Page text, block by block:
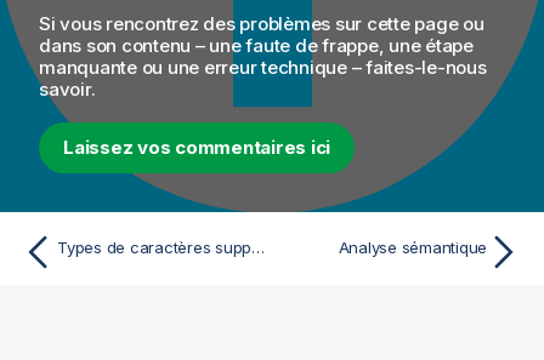
Si vous rencontrez des problèmes sur cette page ou
dans son contenu – une faute de frappe, une étape
manquante ou une erreur technique – faites-le-nous
savoir.
Laissez vos commentaires ici
Types de caractères supportés dans les analyses de colonnes et les opérations de masquage Analyse sémantique